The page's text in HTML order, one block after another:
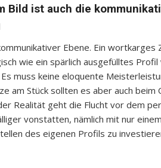
Bild ist auch die
Ebene. Ein wortkarges
wie ein spärlich ausgefülltes
muss keine eloquente
am Stück sollten es aber auch beim
Realität geht die Flucht vor dem
vonstatten, nämlich mit nur
des eigenen Profils zu